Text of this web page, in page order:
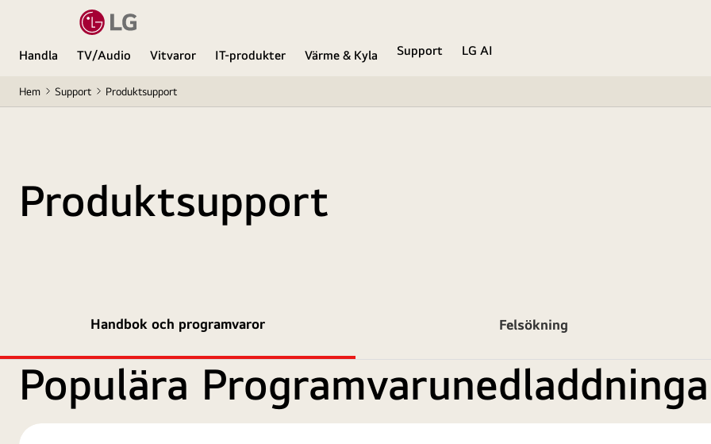
Handla TV/Audio Vitvaror IT-produkter Värme & Kyla Support LG AI
Hem Support Produktsupport
Produktsupport
Handbok och programvaror Felsökning
Populära